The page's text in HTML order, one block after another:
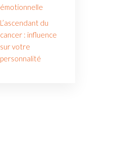
émotionnelle
L’ascendant du
cancer : influence
sur votre
personnalité